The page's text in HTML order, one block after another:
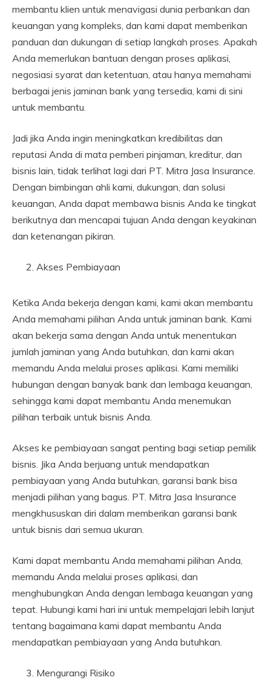
membantu klien untuk menavigasi dunia perbankan dan
keuangan yang kompleks, dan kami dapat memberikan
panduan dan dukungan di setiap langkah proses. Apakah
Anda memerlukan bantuan dengan proses aplikasi,
negosiasi syarat dan ketentuan, atau hanya memahami
berbagai jenis jaminan bank yang tersedia, kami di sini
untuk membantu.
Jadi jika Anda ingin meningkatkan kredibilitas dan
reputasi Anda di mata pemberi pinjaman, kreditur, dan
bisnis lain, tidak terlihat lagi dari PT. Mitra Jasa Insurance.
Dengan bimbingan ahli kami, dukungan, dan solusi
keuangan, Anda dapat membawa bisnis Anda ke tingkat
berikutnya dan mencapai tujuan Anda dengan keyakinan
dan ketenangan pikiran.
Akses Pembiayaan
Ketika Anda bekerja dengan kami, kami akan membantu
Anda memahami pilihan Anda untuk jaminan bank. Kami
akan bekerja sama dengan Anda untuk menentukan
jumlah jaminan yang Anda butuhkan, dan kami akan
memandu Anda melalui proses aplikasi. Kami memiliki
hubungan dengan banyak bank dan lembaga keuangan,
sehingga kami dapat membantu Anda menemukan
pilihan terbaik untuk bisnis Anda.
Akses ke pembiayaan sangat penting bagi setiap pemilik
bisnis. Jika Anda berjuang untuk mendapatkan
pembiayaan yang Anda butuhkan, garansi bank bisa
menjadi pilihan yang bagus. PT. Mitra Jasa Insurance
mengkhususkan diri dalam memberikan garansi bank
untuk bisnis dari semua ukuran.
Kami dapat membantu Anda memahami pilihan Anda,
memandu Anda melalui proses aplikasi, dan
menghubungkan Anda dengan lembaga keuangan yang
tepat. Hubungi kami hari ini untuk mempelajari lebih lanjut
tentang bagaimana kami dapat membantu Anda
mendapatkan pembiayaan yang Anda butuhkan.
Mengurangi Risiko